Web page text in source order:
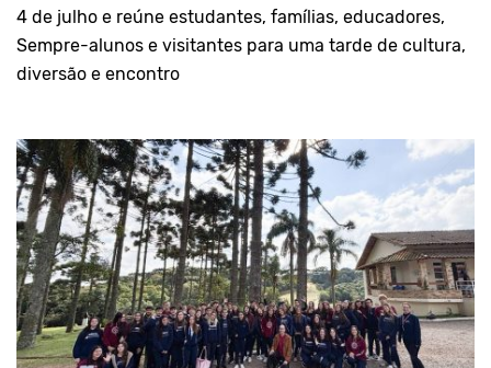
4 de julho e reúne estudantes, famílias, educadores,
Sempre-alunos e visitantes para uma tarde de cultura,
diversão e encontro